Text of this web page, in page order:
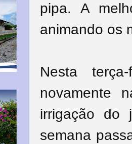
pipa. A
animando os
Nesta
novamente
irrigação do
semana